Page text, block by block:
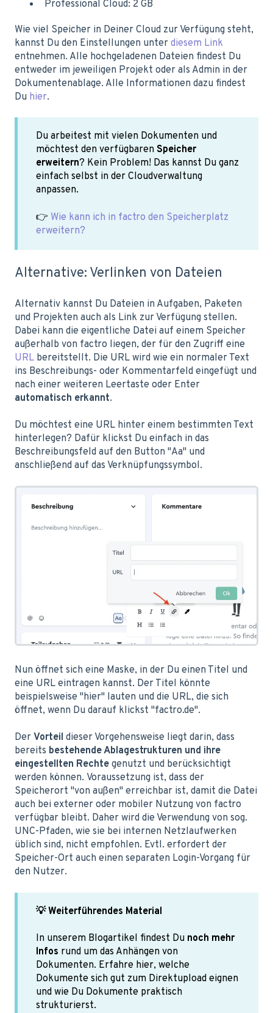
Professional Cloud: 2 GB
Wie viel Speicher in Deiner Cloud zur Verfügung steht,
kannst Du den Einstellungen unter diesem Link
entnehmen. Alle hochgeladenen Dateien findest Du
entweder im jeweiligen Projekt oder als Admin in der
Dokumentenablage. Alle Informationen dazu findest
Du hier.
Du arbeitest mit vielen Dokumenten und
möchtest den verfügbaren Speicher
erweitern? Kein Problem! Das kannst Du ganz
einfach selbst in der Cloudverwaltung
anpassen.
👉 Wie kann ich in factro den Speicherplatz
erweitern?
Alternative: Verlinken von Dateien
Alternativ kannst Du Dateien in Aufgaben, Paketen
und Projekten auch als Link zur Verfügung stellen.
Dabei kann die eigentliche Datei auf einem Speicher
außerhalb von factro liegen, der für den Zugriff eine
URL bereitstellt. Die URL wird wie ein normaler Text
ins Beschreibungs- oder Kommentarfeld eingefügt und
nach einer weiteren Leertaste oder Enter
automatisch erkannt.
Du möchtest eine URL hinter einem bestimmten Text
hinterlegen? Dafür klickst Du einfach in das
Beschreibungsfeld auf den Button "Aa" und
anschließend auf das Verknüpfungssymbol.
Nun öffnet sich eine Maske, in der Du einen Titel und
eine URL eintragen kannst. Der Titel könnte
beispielsweise "hier" lauten und die URL, die sich
öffnet, wenn Du darauf klickst "factro.de".
Der Vorteil dieser Vorgehensweise liegt darin, dass
bereits bestehende Ablagestrukturen und ihre
eingestellten Rechte genutzt und berücksichtigt
werden können. Voraussetzung ist, dass der
Speicherort "von außen" erreichbar ist, damit die Datei
auch bei externer oder mobiler Nutzung von factro
verfügbar bleibt. Daher wird die Verwendung von sog.
UNC-Pfaden, wie sie bei internen Netzlaufwerken
üblich sind, nicht empfohlen. Evtl. erfordert der
Speicher-Ort auch einen separaten Login-Vorgang für
den Nutzer.
💡 Weiterführendes Material
In unserem Blogartikel findest Du noch mehr
Infos rund um das Anhängen von
Dokumenten. Erfahre hier, welche
Dokumente sich gut zum Direktupload eignen
und wie Du Dokumente praktisch
strukturierst.